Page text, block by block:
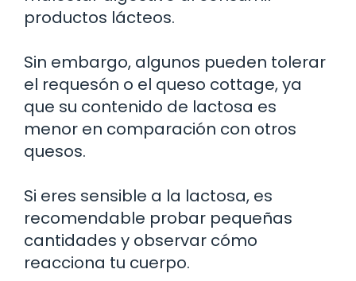
productos lácteos.
Sin embargo, algunos pueden tolerar
el requesón o el queso cottage, ya
que su contenido de lactosa es
menor en comparación con otros
quesos.
Si eres sensible a la lactosa, es
recomendable probar pequeñas
cantidades y observar cómo
reacciona tu cuerpo.